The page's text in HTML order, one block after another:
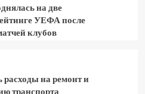
на две
УЕФА после
клубов
расходы на ремонт и
транспорта